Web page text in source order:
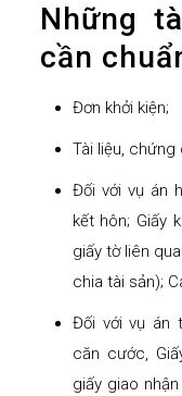
Những
cần
Đơn khởi kiện;
Tài liệu,
Đối với vụ án
kết hôn; Giấy
giấy tờ liên
chia tài sản);
Đối với vụ án
căn cước,
giấy giao